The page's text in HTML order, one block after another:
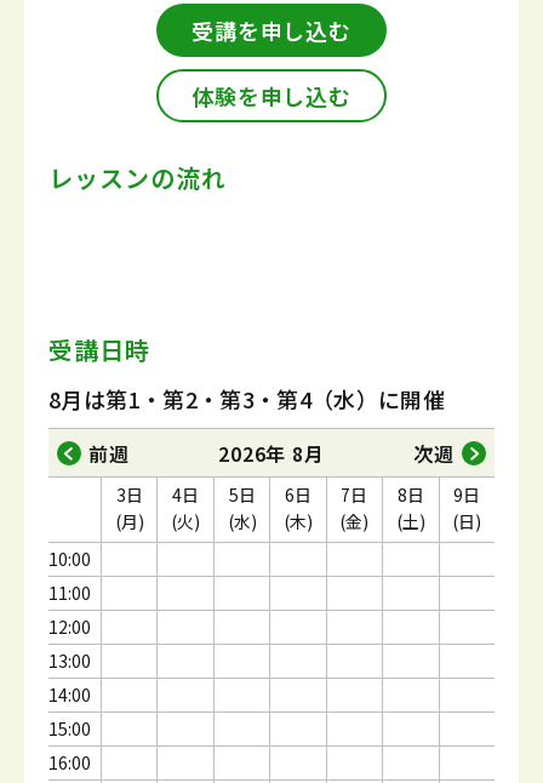
受講を申し込む
体験を申し込む
レッスンの流れ
受講日時
8月は第1・第2・第3・第4（水）に開催
前週 2026年 8月 次週
10:00
11:00
12:00
13:00
14:00
15:00
16:00
3日
(月)
4日
(火)
5日
(水)
6日
(木)
7日
(金)
8日
(土)
9日
(日)